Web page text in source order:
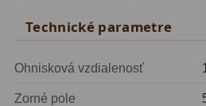
Technické parametre
Ohnisková vzdialenosť
Zorné pole